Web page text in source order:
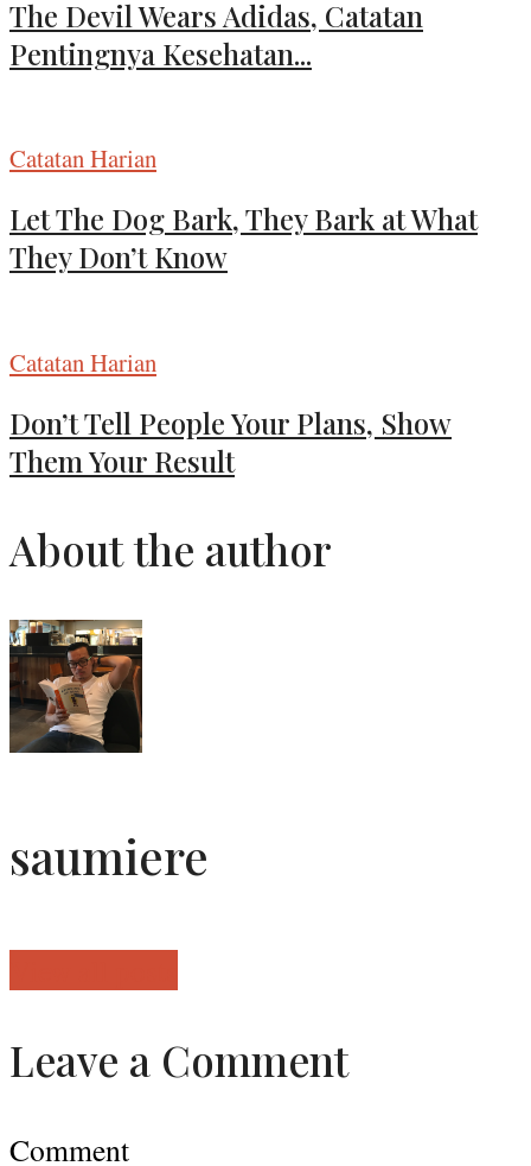
The Devil Wears Adidas, Catatan
Pentingnya Kesehatan...
Catatan Harian
Let The Dog Bark, They Bark at What
They Don’t Know
Catatan Harian
Don’t Tell People Your Plans, Show
Them Your Result
About the author
saumiere
Leave a Comment
Comment